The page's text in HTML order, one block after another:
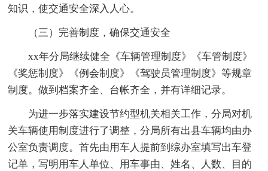
知识，使交通安全深入人心。
（三）完善制度，确保交通安全
xx年分局继续健全《车辆管理制度》《车管制度》
《奖惩制度》《例会制度》《驾驶员管理制度》等规章
制度。做到档案齐全、台帐齐全，并有详细记录。
为进一步落实建设节约型机关相关工作，分局对机
关车辆使用制度进行了调整，分局所有出县车辆均由办
公室负责调度。首先由用车人提前到综办室填写出车登
记单，写明用车人单位、用车事由、姓名、人数、目的